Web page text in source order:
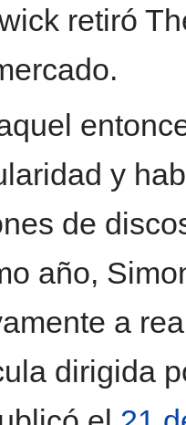
retiró
y
de
año,
a
dirigida